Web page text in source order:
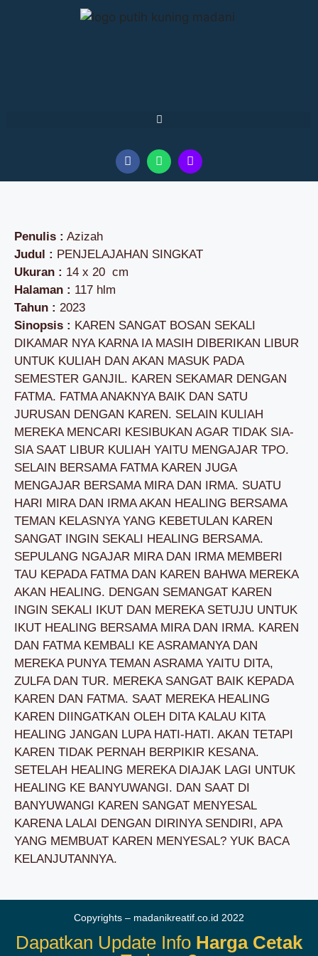
Penulis : Azizah
Judul : PENJELAJAHAN SINGKAT
Ukuran : 14 x 20 cm
Halaman : 117 hlm
Tahun : 2023
Sinopsis : KAREN SANGAT BOSAN SEKALI
DIKAMAR NYA KARNA IA MASIH DIBERIKAN LIBUR
UNTUK KULIAH DAN AKAN MASUK PADA
SEMESTER GANJIL. KAREN SEKAMAR DENGAN
FATMA. FATMA ANAKNYA BAIK DAN SATU
JURUSAN DENGAN KAREN. SELAIN KULIAH
MEREKA MENCARI KESIBUKAN AGAR TIDAK SIA-
SIA SAAT LIBUR KULIAH YAITU MENGAJAR TPO.
SELAIN BERSAMA FATMA KAREN JUGA
MENGAJAR BERSAMA MIRA DAN IRMA. SUATU
HARI MIRA DAN IRMA AKAN HEALING BERSAMA
TEMAN KELASNYA YANG KEBETULAN KAREN
SANGAT INGIN SEKALI HEALING BERSAMA.
SEPULANG NGAJAR MIRA DAN IRMA MEMBERI
TAU KEPADA FATMA DAN KAREN BAHWA MEREKA
AKAN HEALING. DENGAN SEMANGAT KAREN
INGIN SEKALI IKUT DAN MEREKA SETUJU UNTUK
IKUT HEALING BERSAMA MIRA DAN IRMA. KAREN
DAN FATMA KEMBALI KE ASRAMANYA DAN
MEREKA PUNYA TEMAN ASRAMA YAITU DITA,
ZULFA DAN TUR. MEREKA SANGAT BAIK KEPADA
KAREN DAN FATMA. SAAT MEREKA HEALING
KAREN DIINGATKAN OLEH DITA KALAU KITA
HEALING JANGAN LUPA HATI-HATI. AKAN TETAPI
KAREN TIDAK PERNAH BERPIKIR KESANA.
SETELAH HEALING MEREKA DIAJAK LAGI UNTUK
HEALING KE BANYUWANGI. DAN SAAT DI
BANYUWANGI KAREN SANGAT MENYESAL
KARENA LALAI DENGAN DIRINYA SENDIRI, APA
YANG MEMBUAT KAREN MENYESAL? YUK BACA
KELANJUTANNYA.
Copyrights – madanikreatif.co.id 2022
Dapatkan Update Info Harga Cetak